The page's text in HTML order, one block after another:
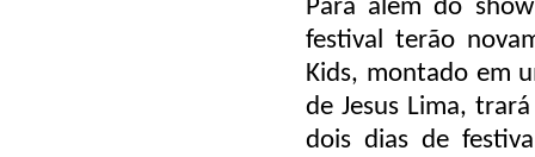
Para além do
festival terão
Kids, montado em
de Jesus Lima,
dois dias de